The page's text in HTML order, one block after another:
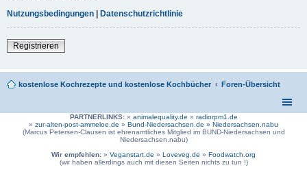
Nutzungsbedingungen | Datenschutzrichtlinie
Registrieren
kostenlose Kochrezepte und kostenlose Kochbücher Foren-Übersicht
PARTNERLINKS:» animalequality.de » radiorpm1.de
» zur-alten-post-ammeloe.de » Bund-Niedersachsen.de » Niedersachsen.nabu
(Marcus Petersen-Clausen ist ehrenamtliches Mitglied im BUND-Niedersachsen und
Niedersachsen.nabu)
Wir empfehlen: » Veganstart.de » Loveveg.de » Foodwatch.org
(wir haben allerdings auch mit diesen Seiten nichts zu tun !)